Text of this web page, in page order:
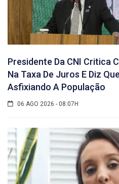
Presidente Da CNI Critica
Na Taxa De Juros E Diz
Asfixiando A População
06 AGO 2026 - 08:07H